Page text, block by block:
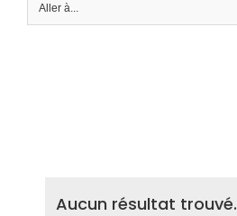
Aller à...
Aucun résultat trouvé.